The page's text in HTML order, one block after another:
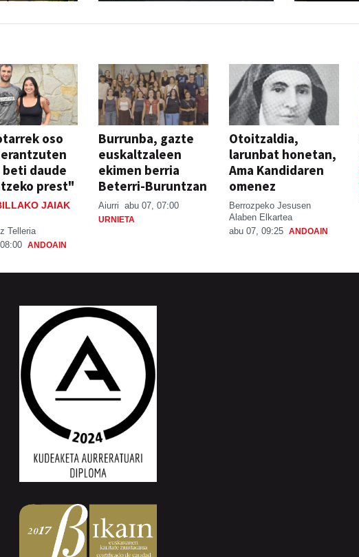
oso
daude
prest"
JAIAK
Telleria
ANDOAIN
Burrunba, gazte
euskaltzaleen
ekimen berria
Beterri-Buruntzan
Aiurri abu 07, 07:00
URNIETA
Otoitzaldia,
larunbat honetan,
Ama Kandidaren
omenez
Berrozpeko Jesusen
Alaben Elkartea
abu 07, 09:25 ANDOAIN